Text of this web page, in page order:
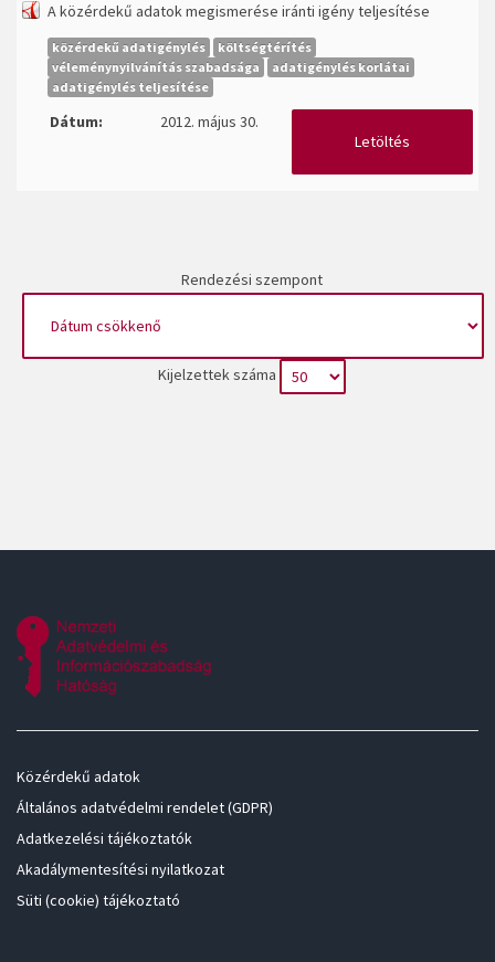
A közérdekű adatok megismerése iránti igény teljesítése
közérdekű adatigénylés
költségtérítés
véleménynyilvánítás szabadsága
adatigénylés korlátai
adatigénylés teljesítése
Dátum:
2012. május 30.
Letöltés
Rendezési szempont
Kijelzettek száma
Közérdekű adatok
Általános adatvédelmi rendelet (GDPR)
Adatkezelési tájékoztatók
Akadálymentesítési nyilatkozat
Süti (cookie) tájékoztató